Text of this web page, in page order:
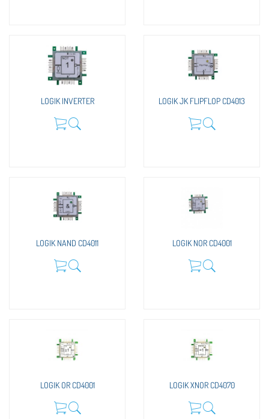
LOGIK INVERTER LOGIK JK FLIPFLOP CD4013
LOGIK NAND CD4011 LOGIK NOR CD4001
LOGIK OR CD4001 LOGIK XNOR CD4070